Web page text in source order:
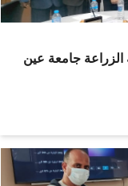
الزراعة جامعة عين